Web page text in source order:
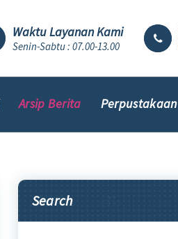
Waktu Layanan Kami
Senin-Sabtu : 07.00-13.00
Arsip Berita Perpustakaan
Search